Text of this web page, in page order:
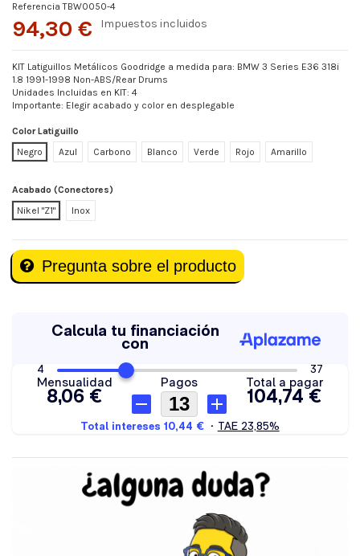
Referencia TBW0050-4
94,30 € Impuestos incluidos
KIT Latiguillos Metálicos Goodridge a medida para: BMW 3 Series E36 318i
1.8 1991-1998 Non-ABS/Rear Drums
Unidades Incluidas en KIT: 4
Importante: Elegir acabado y color en desplegable
Color Latiguillo
Negro
Azul Carbono Blanco Verde Rojo Amarillo
Acabado (Conectores)
Nikel "Z1"
Inox
Pregunta sobre el producto